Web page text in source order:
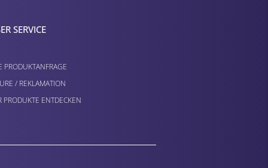
SERVICE
PRODUKTANFRAGE
/ REKLAMATION
PRODUKTE ENTDECKEN